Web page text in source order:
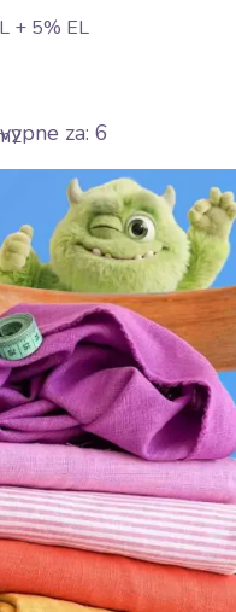
+ 5% EL
za: 5